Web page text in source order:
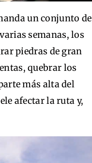
un conjunto de
semanas, los
piedras de gran
quebrar los
más alta del
afectar la ruta y,